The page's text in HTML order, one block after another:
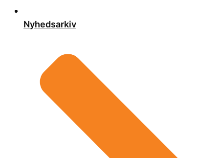
Nyhedsarkiv